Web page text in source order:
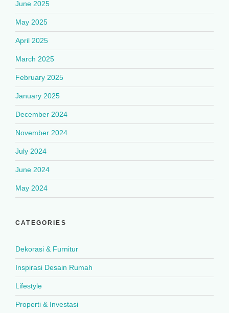
June 2025
May 2025
April 2025
March 2025
February 2025
January 2025
December 2024
November 2024
July 2024
June 2024
May 2024
CATEGORIES
Dekorasi & Furnitur
Inspirasi Desain Rumah
Lifestyle
Properti & Investasi